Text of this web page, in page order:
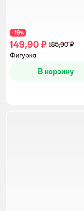
−19%
149,90 ₽ 185,90 ₽
Фигурка
В корзину